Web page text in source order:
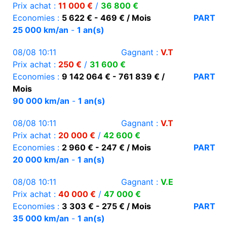
Prix achat : 11 000 € / 36 800 €
Economies : 5 622 € - 469 € / Mois
PART
25 000 km/an - 1 an(s)
08/08 10:11 Gagnant : V.T
Prix achat : 250 € / 31 600 €
Economies : 9 142 064 € - 761 839 € /
Mois
PART
90 000 km/an - 1 an(s)
08/08 10:11 Gagnant : V.T
Prix achat : 20 000 € / 42 600 €
Economies : 2 960 € - 247 € / Mois
PART
20 000 km/an - 1 an(s)
08/08 10:11 Gagnant : V.E
Prix achat : 40 000 € / 47 000 €
Economies : 3 303 € - 275 € / Mois
PART
35 000 km/an - 1 an(s)